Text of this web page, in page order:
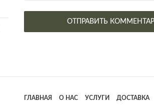
ГЛАВНАЯ О НАС УСЛУГИ ДОСТАВКА